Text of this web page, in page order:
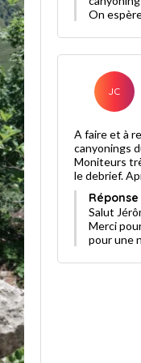
On
JC
A faire et à
canyonings
Moniteurs
le debrief.
Salut
Merci
pour une